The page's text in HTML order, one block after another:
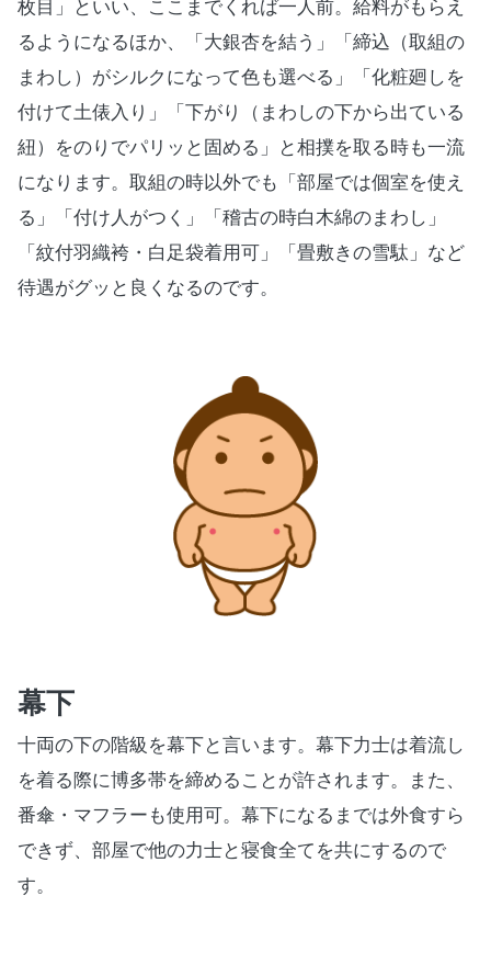
枚目」といい、ここまでくれば一人前。給料がもらえ
るようになるほか、「大銀杏を結う」「締込（取組の
まわし）がシルクになって色も選べる」「化粧廻しを
付けて土俵入り」「下がり（まわしの下から出ている
紐）をのりでパリッと固める」と相撲を取る時も一流
になります。取組の時以外でも「部屋では個室を使え
る」「付け人がつく」「稽古の時白木綿のまわし」
「紋付羽織袴・白足袋着用可」「畳敷きの雪駄」など
待遇がグッと良くなるのです。
幕下
十両の下の階級を幕下と言います。幕下力士は着流し
を着る際に博多帯を締めることが許されます。また、
番傘・マフラーも使用可。幕下になるまでは外食すら
できず、部屋で他の力士と寝食全てを共にするので
す。